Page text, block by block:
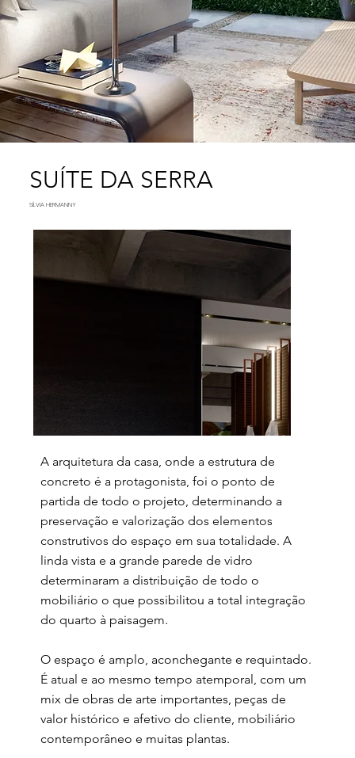
SUÍTE DA SERRA
SÍLVIA HERMANNY
A arquitetura da casa, onde a estrutura de
concreto é a protagonista, foi o ponto de
partida de todo o projeto, determinando a
preservação e valorização dos elementos
construtivos do espaço em sua totalidade. A
linda vista e a grande parede de vidro
determinaram a distribuição de todo o
mobiliário o que possibilitou a total integração
do quarto à paisagem.
O espaço é amplo, aconchegante e requintado.
É atual e ao mesmo tempo atemporal, com um
mix de obras de arte importantes, peças de
valor histórico e afetivo do cliente, mobiliário
contemporâneo e muitas plantas.